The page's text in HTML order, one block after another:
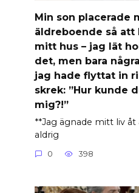
Min son placerade
äldreboende så att
mitt hus – jag lät
det, men bara
jag hade flyttat in
skrek: ”Hur kunde
mig?!”
**Jag ägnade mitt liv
aldrig
0 398